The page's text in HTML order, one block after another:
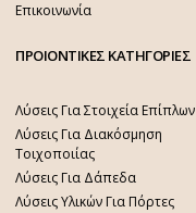
Επικοινωνία
ΠΡΟΙΟΝΤΙΚΕΣ ΚΑΤΗΓΟΡΙΕΣ
Λύσεις Για Στοιχεία Επίπλων
Λύσεις Για Διακόσμηση
Τοιχοποιίας
Λύσεις Για Δάπεδα
Λύσεις Υλικών Για Πόρτες